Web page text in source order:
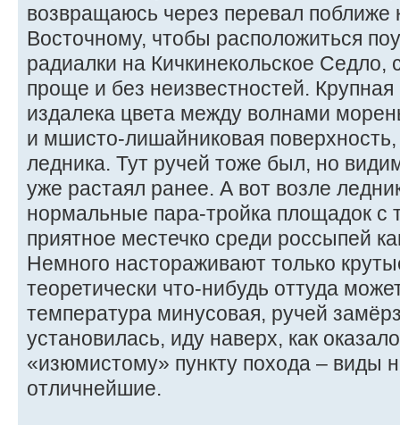
возвращаюсь через перевал поближе
Восточному, чтобы расположиться
радиалки на Кичкинекольское Седло,
проще и без неизвестностей.
издалека цвета между волнами
и мшисто-лишайниковая
ледника. Тут ручей тоже был, но
уже растаял ранее. А вот возле
нормальные пара-тройка площадок с
приятное местечко среди россыпей
Немного настораживают только
теоретически что-нибудь оттуда
температура минусовая, ручей
установилась, иду наверх, как
«изюмистому» пункту похода – виды
отличнейшие.